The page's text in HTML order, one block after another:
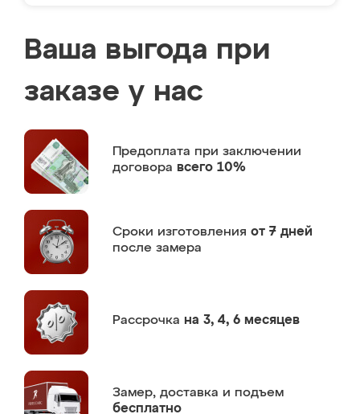
Ваша выгода при
заказе у нас
Предоплата при заключении
договора всего 10%
Сроки изготовления от 7 дней
после замера
Рассрочка на 3, 4, 6 месяцев
Замер, доставка и подъем
бесплатно